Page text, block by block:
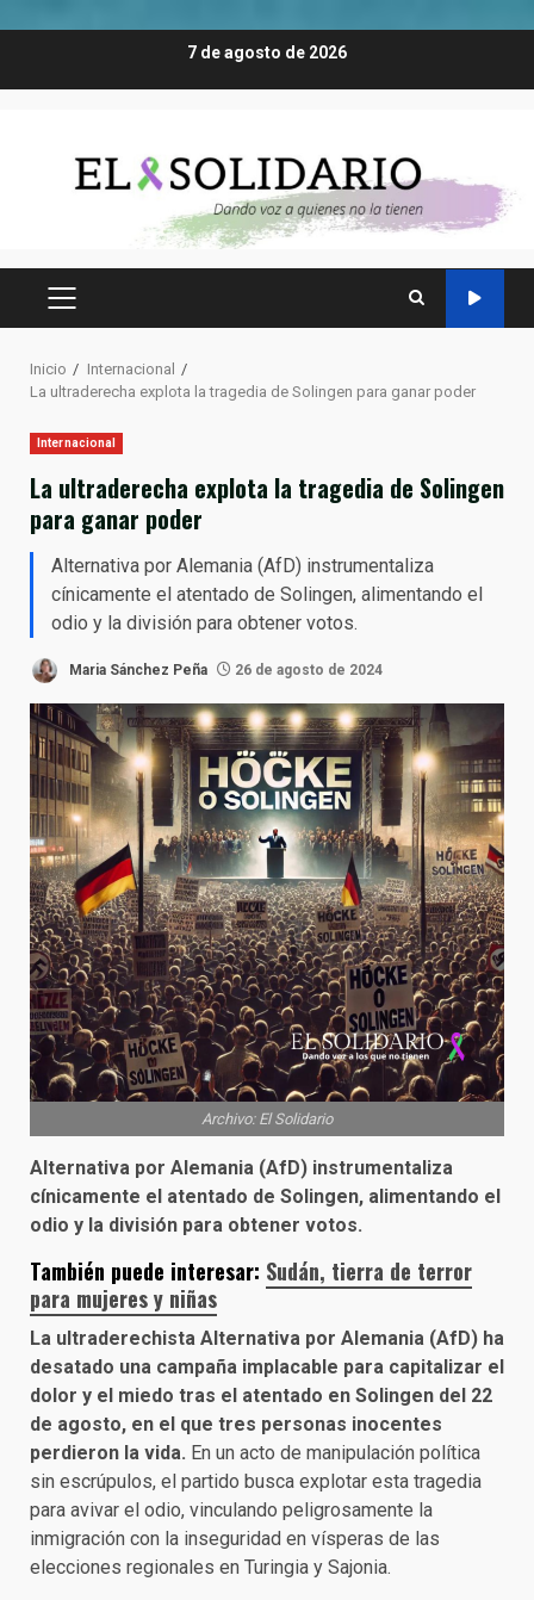
7 de agosto de 2026
MENÚ
Inicio
Internacional
La ultraderecha explota la tragedia de Solingen para ganar poder
Internacional
La ultraderecha explota la tragedia de Solingen
para ganar poder
Alternativa por Alemania (AfD) instrumentaliza
cínicamente el atentado de Solingen, alimentando el
odio y la división para obtener votos.
Maria Sánchez Peña 26 de agosto de 2024
Archivo: El Solidario
Alternativa por Alemania (AfD) instrumentaliza
cínicamente el atentado de Solingen, alimentando el
odio y la división para obtener votos.
También puede interesar: Sudán, tierra de terror
para mujeres y niñas
La ultraderechista Alternativa por Alemania (AfD) ha
desatado una campaña implacable para capitalizar el
dolor y el miedo tras el atentado en Solingen del 22
de agosto, en el que tres personas inocentes
perdieron la vida. En un acto de manipulación política
sin escrúpulos, el partido busca explotar esta tragedia
para avivar el odio, vinculando peligrosamente la
inmigración con la inseguridad en vísperas de las
elecciones regionales en Turingia y Sajonia.